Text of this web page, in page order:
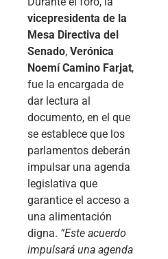
vicepresidenta de la
Mesa Directiva del
Senado, Verónica
Noemí Camino Farjat,
fue la encargada de
dar lectura al
documento, en el que
se establece que los
parlamentos deberán
impulsar una agenda
legislativa que
garantice el acceso a
una alimentación
digna. “Este acuerdo
impulsará una agenda